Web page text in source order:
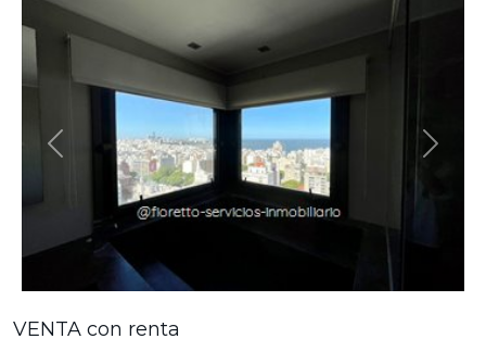
Anterior
VENTA con renta